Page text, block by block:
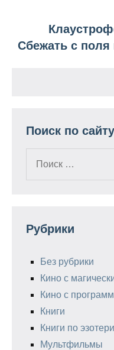
Сбежать с
Поиск по сайту
Рубрики
Без рубрики
Кино с
Кино с
Книги
Книги по
Мультфильмы